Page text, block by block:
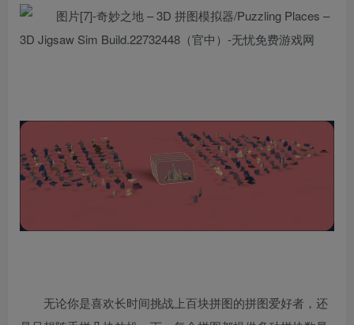
无论你是喜欢长时间挑战上百块拼图的拼图爱好者，还